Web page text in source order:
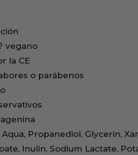
vegano
la CE
o parábenos
Propanediol, Glycerin,
Inulin, Sodium Lactate,